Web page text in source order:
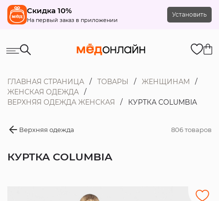
Скидка 10%
На первый заказ в приложении
Установить
ГЛАВНАЯ СТРАНИЦА ТОВАРЫ
ЖЕНЩИНАМ
ЖЕНСКАЯ ОДЕЖДА
ВЕРХНЯЯ ОДЕЖДА ЖЕНСКАЯ
КУРТКА COLUMBIA
Верхняя одежда 806 товаров
КУРТКА COLUMBIA